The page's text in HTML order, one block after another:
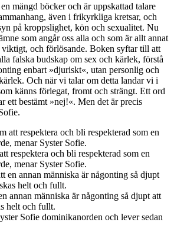
mängd böcker och är uppskattad talare
även i frikyrkliga kretsar, och
på kroppslighet, kön och sexualitet. Nu
som angår oss alla och som är allt annat
och förlösande. Boken syftar till att
falska budskap om sex och kärlek, förstå
enbart »djuriskt«, utan personlig och
Och när vi talar om detta landar vi i
känns förlegat, fromt och strängt. Ett ord
ett bestämt »nej!«. Men det är precis
respektera och bli respekterad som en
menar Syster Sofie.
annan människa är någonting så djupt att
helt och fullt.